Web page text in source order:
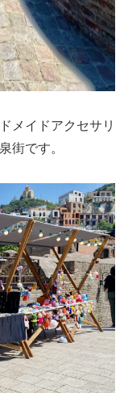
メイドアクセサリ
街です。